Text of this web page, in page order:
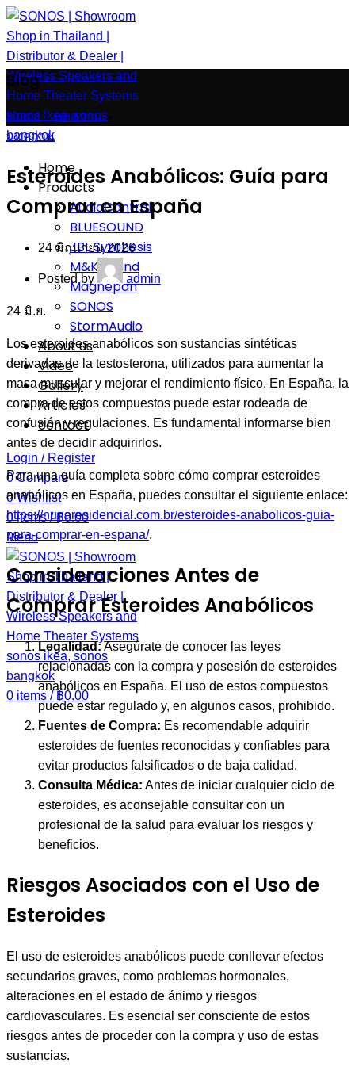
Home
Products
AudioControl
BLUESOUND
JBL Synthesis
M&K Sound
Magnepan
SONOS
StormAudio
About us
Video
Gallery
Articles
contact
Login / Register
0 Compare
0Wishlist
0items / ฿0.00
Menu
0 items / ฿0.00
Blog
Home »บทความ»
บทความ
Esteroides Anabólicos: Guía para
Comprar en España
24 มิถุนายน 2026
Posted by admin
24 มิ.ย.
Los esteroides anabólicos son sustancias sintéticas
derivadas de la testosterona, utilizados para aumentar la
masa muscular y mejorar el rendimiento físico. En España, la
compra de estos compuestos puede estar rodeada de
confusión y regulaciones. Es fundamental informarse bien
antes de decidir adquirirlos.
Para una guía completa sobre cómo comprar esteroides
anabólicos en España, puedes consultar el siguiente enlace:
https://nunaresidencial.com.br/esteroides-anabolicos-guia-
para-comprar-en-espana/.
Consideraciones Antes de
Comprar Esteroides Anabólicos
Legalidad:Asegúrate de conocer las leyes
relacionadas con la compra y posesión de esteroides
anabólicos en España. El uso de estos compuestos
puede estar regulado y, en algunos casos, prohibido.
Fuentes de Compra: Es recomendable adquirir
esteroides de fuentes reconocidas y confiables para
evitar productos falsificados o de baja calidad.
Consulta Médica: Antes de iniciar cualquier ciclo de
esteroides, es aconsejable consultar con un
profesional de la salud para evaluar los riesgos y
beneficios.
Riesgos Asociados con el Uso de
Esteroides
El uso de esteroides anabólicos puede conllevar efectos
secundarios graves, como problemas hormonales,
alteraciones en el estado de ánimo y riesgos
cardiovasculares. Es esencial ser consciente de estos
riesgos antes de proceder con la compra y uso de estas
sustancias.